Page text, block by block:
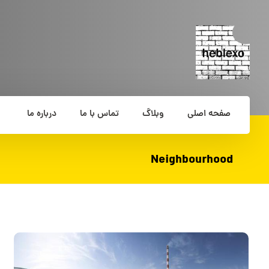
صفحه اصلی وبلاگ تماس با ما درباره ما
Neighbourhood